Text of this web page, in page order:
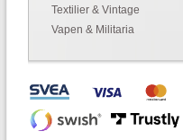
Textilier & Vintage
Vapen & Militaria